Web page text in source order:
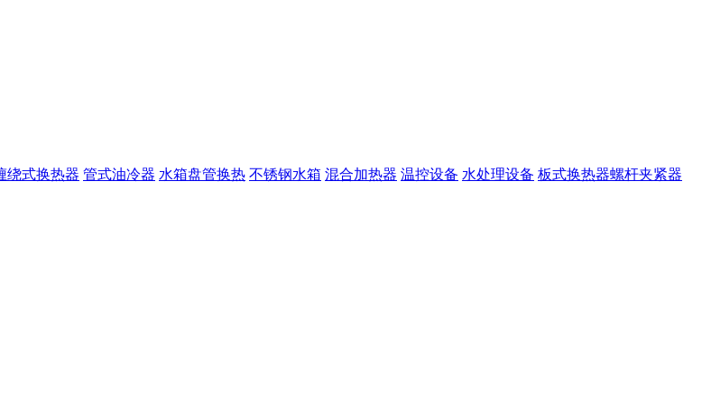
绕式换热器 管式油冷器 水箱盘管换热 不锈钢水箱 混合加热器 温控设备 水处理设备 板式换热器螺杆夹紧器